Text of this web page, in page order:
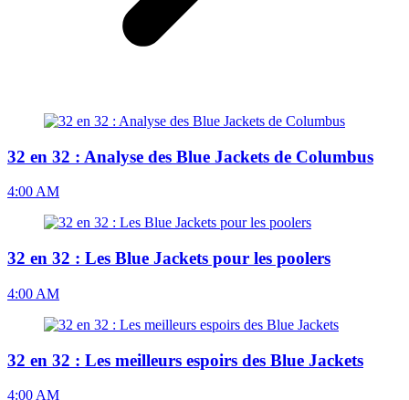
32 en 32 : Analyse des Blue Jackets de Columbus
4:00 AM
32 en 32 : Les Blue Jackets pour les poolers
4:00 AM
32 en 32 : Les meilleurs espoirs des Blue Jackets
4:00 AM